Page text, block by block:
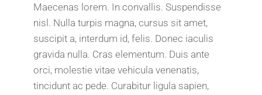
Maecenas lorem. In convallis. Suspendisse
nisl. Nulla turpis magna, cursus sit amet,
suscipit a, interdum id, felis. Donec iaculis
gravida nulla. Cras elementum. Duis ante
orci, molestie vitae vehicula venenatis,
tincidunt ac pede. Curabitur ligula sapien,